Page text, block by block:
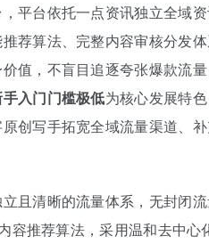
台依托一点资讯独立全域
荐算法、完整内容审核分发
值，不盲目追逐夸张爆款流
入门门槛极低为核心发展特
创写手拓宽全域流量渠道、
且清晰的流量体系，无封闭
推荐算法，采用温和去中